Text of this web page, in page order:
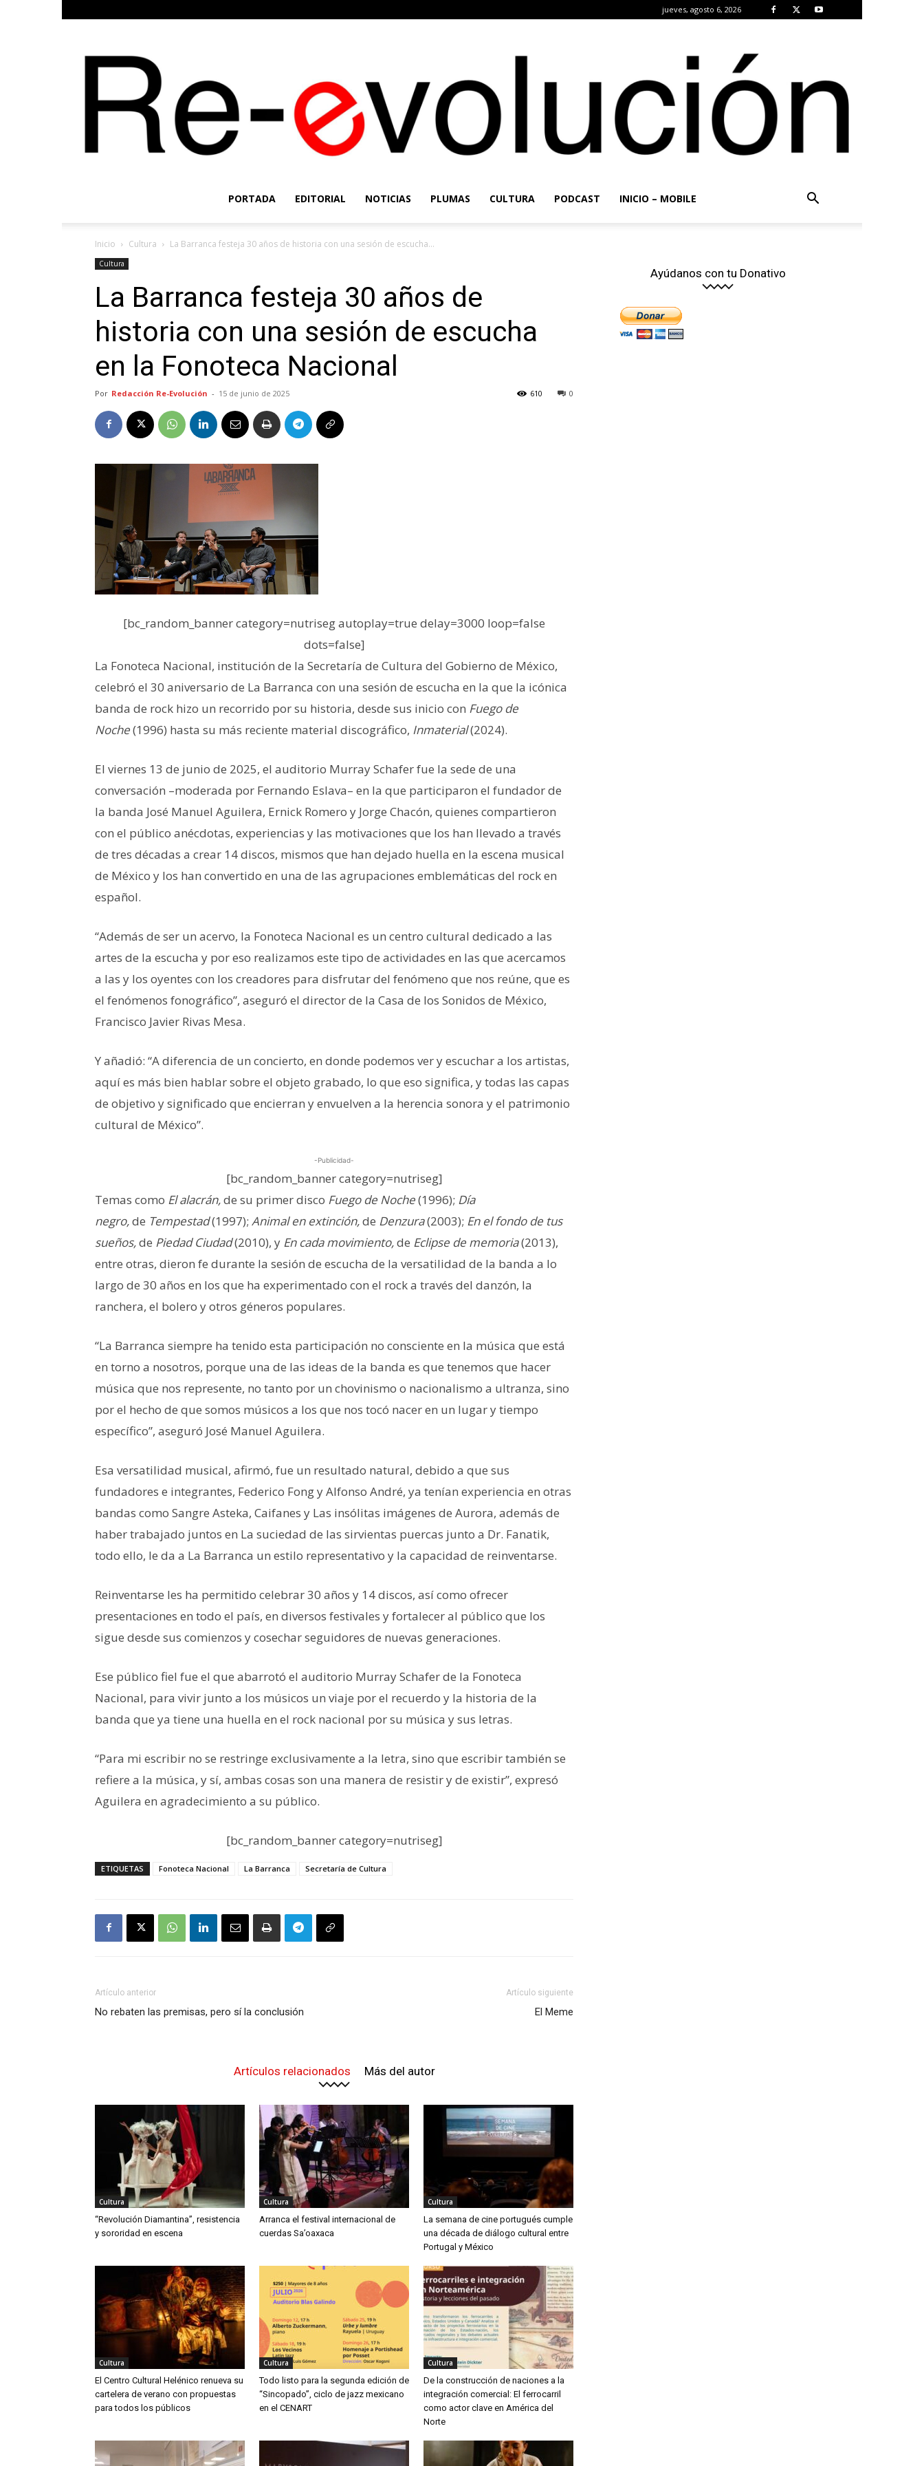
jueves, agosto 6, 2026
Evolución
PORTADA EDITORIAL NOTICIAS PLUMAS CULTURA PODCAST INICIO – MOBILE
Inicio Cultura La Barranca festeja 30 años de historia con una sesión de escucha...
Cultura
La Barranca festeja 30 años de
historia con una sesión de escucha
en la Fonoteca Nacional
Por Redacción Re-Evolución - 15 de junio de 2025 0
610
[bc_random_banner category=nutriseg autoplay=true delay=3000 loop=false
dots=false]
La Fonoteca Nacional, institución de la Secretaría de Cultura del Gobierno de México,
celebró el 30 aniversario de La Barranca con una sesión de escucha en la que la icónica
banda de rock hizo un recorrido por su historia, desde sus inicio con Fuego de
Noche(1996) hasta su más reciente material discográfico, Inmaterial(2024).
El viernes 13 de junio de 2025, el auditorio Murray Schafer fue la sede de una
conversación –moderada por Fernando Eslava– en la que participaron el fundador de
la banda José Manuel Aguilera, Ernick Romero y Jorge Chacón, quienes compartieron
con el público anécdotas, experiencias y las motivaciones que los han llevado a través
de tres décadas a crear 14 discos, mismos que han dejado huella en la escena musical
de México y los han convertido en una de las agrupaciones emblemáticas del rock en
español.
“Además de ser un acervo, la Fonoteca Nacional es un centro cultural dedicado a las
artes de la escucha y por eso realizamos este tipo de actividades en las que acercamos
a las y los oyentes con los creadores para disfrutar del fenómeno que nos reúne, que es
el fenómenos fonográfico”, aseguró el director de la Casa de los Sonidos de México,
Francisco Javier Rivas Mesa.
Y añadió: “A diferencia de un concierto, en donde podemos ver y escuchar a los artistas,
aquí es más bien hablar sobre el objeto grabado, lo que eso significa, y todas las capas
de objetivo y significado que encierran y envuelven a la herencia sonora y el patrimonio
cultural de México”.
-Publicidad-
[bc_random_banner category=nutriseg]
Temas como El alacrán,de su primer disco Fuego de Noche(1996); Día
negro,de Tempestad(1997); Animal en extinción,de Denzura(2003); En el fondo de tus
sueños,de Piedad Ciudad(2010), y En cada movimiento,de Eclipse de memoria(2013),
entre otras, dieron fe durante la sesión de escucha de la versatilidad de la banda a lo
largo de 30 años en los que ha experimentado con el rock a través del danzón, la
ranchera, el bolero y otros géneros populares.
“La Barranca siempre ha tenido esta participación no consciente en la música que está
en torno a nosotros, porque una de las ideas de la banda es que tenemos que hacer
música que nos represente, no tanto por un chovinismo o nacionalismo a ultranza, sino
por el hecho de que somos músicos a los que nos tocó nacer en un lugar y tiempo
específico”, aseguró José Manuel Aguilera.
Esa versatilidad musical, afirmó, fue un resultado natural, debido a que sus
fundadores e integrantes, Federico Fong y Alfonso André, ya tenían experiencia en otras
bandas como Sangre Asteka, Caifanes y Las insólitas imágenes de Aurora, además de
haber trabajado juntos en La suciedad de las sirvientas puercas junto a Dr. Fanatik,
todo ello, le da a La Barranca un estilo representativo y la capacidad de reinventarse.
Reinventarse les ha permitido celebrar 30 años y 14 discos, así como ofrecer
presentaciones en todo el país, en diversos festivales y fortalecer al público que los
sigue desde sus comienzos y cosechar seguidores de nuevas generaciones.
Ese público fiel fue el que abarrotó el auditorio Murray Schafer de la Fonoteca
Nacional, para vivir junto a los músicos un viaje por el recuerdo y la historia de la
banda que ya tiene una huella en el rock nacional por su música y sus letras.
“Para mi escribir no se restringe exclusivamente a la letra, sino que escribir también se
refiere a la música, y sí, ambas cosas son una manera de resistir y de existir”, expresó
Aguilera en agradecimiento a su público.
[bc_random_banner category=nutriseg]
ETIQUETAS Fonoteca Nacional La Barranca Secretaría de Cultura
Artículo anterior
No rebaten las premisas, pero sí la conclusión
Artículo siguiente
El Meme
Artículos relacionados Más del autor
Cultura
“Revolución Diamantina”, resistencia
y sororidad en escena
Cultura
Arranca el festival internacional de
cuerdas Sa’oaxaca
Cultura
La semana de cine portugués cumple
una década de diálogo cultural entre
Portugal y México
Cultura
El Centro Cultural Helénico renueva su
cartelera de verano con propuestas
para todos los públicos
Cultura
Todo listo para la segunda edición de
“Sincopado”, ciclo de jazz mexicano
en el CENART
Cultura
De la construcción de naciones a la
integración comercial: El ferrocarril
como actor clave en América del
Norte
Ayúdanos con tu Donativo